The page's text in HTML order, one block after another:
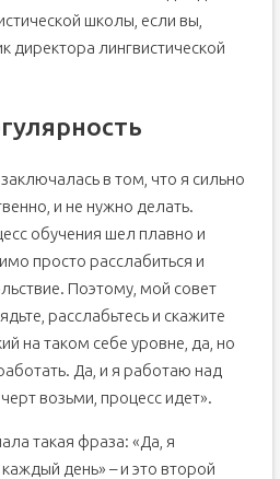
школы, если вы,
директора лингвистической
в том, что я сильно
и не нужно делать.
обучения шел плавно и
просто расслабиться и
Поэтому, мой совет
расслабьтесь и скажите
на таком себе уровне, да, но
Да, и я работаю над
возьми, процесс идет».
такая фраза: «Да, я
день» – и это второй